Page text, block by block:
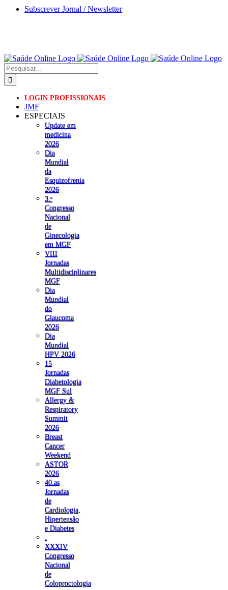
Skip
Subscrever Jornal / Newsletter
Pesquisar
LOGIN PROFISSIONAIS
JMF
ESPECIAIS
Update em
medicina
2026
Dia
Mundial
da
Esquizofrenia
2026
3.ᵒ
Congresso
Nacional
de
Ginecologia
em MGF
VIII
Jornadas
Multidisciplinares
MGF
Dia
Mundial
do
Glaucoma
2026
Dia
Mundial
HPV 2026
15
Jornadas
Diabetologia
MGF Sul
Allergy &
Respiratory
Summit
2026
Breast
Cancer
Weekend
ASTOR
2026
40.as
Jornadas
de
Cardiologia,
Hipertensão
e Diabetes
XXXIV
Congresso
Nacional
de
Coloproctologia